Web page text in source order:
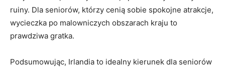
ruiny. Dla seniorów,‍ którzy cenią sobie spokojne atrakcje,
wycieczka po malowniczych obszarach ‌kraju to
prawdziwa gratka.
Podsumowując, Irlandia to‍ idealny kierunek ‌dla seniorów